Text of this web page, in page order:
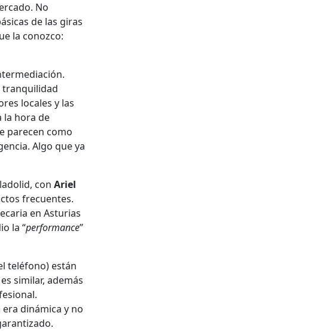
No
de las giras
la conozco:
tranquilidad
locales y las
la hora de
parecen como
Algo que ya
con Ariel
frecuentes.
en Asturias
la “performance”
teléfono) están
similar, además
era dinámica y no